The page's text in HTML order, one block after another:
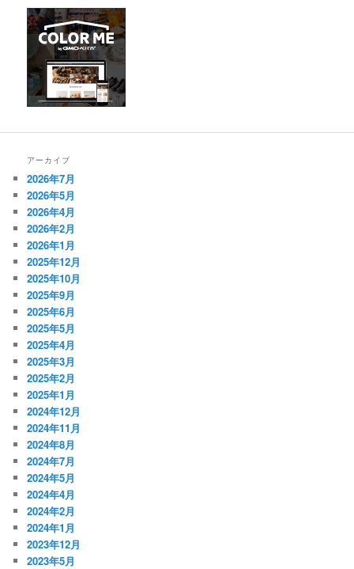
アーカイブ
2026年7月
2026年5月
2026年4月
2026年2月
2026年1月
2025年12月
2025年10月
2025年9月
2025年6月
2025年5月
2025年4月
2025年3月
2025年2月
2025年1月
2024年12月
2024年11月
2024年8月
2024年7月
2024年5月
2024年4月
2024年2月
2024年1月
2023年12月
2023年5月